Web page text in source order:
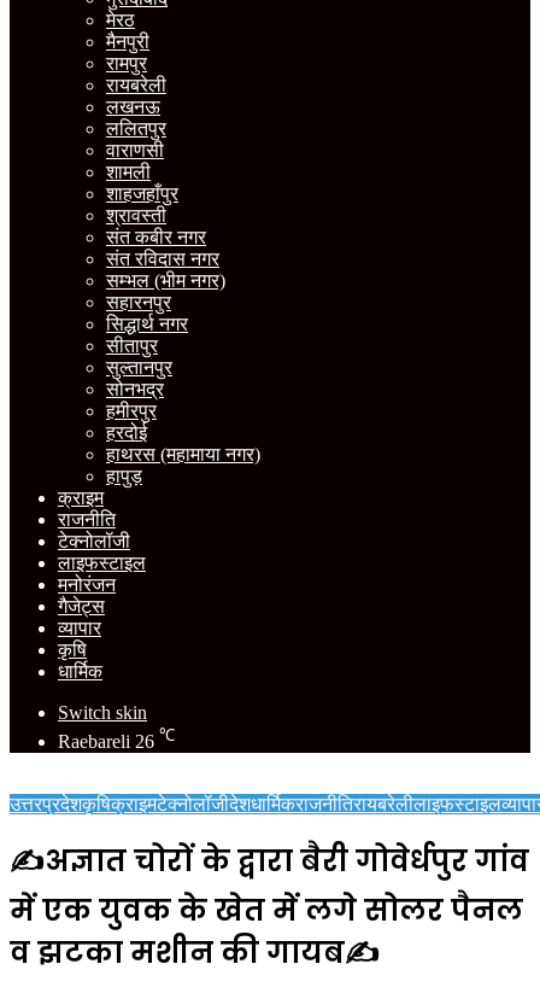
मेरठ
मैनपुरी
रामपुर
रायबरेली
लखनऊ
ललितपुर
वाराणसी
शामली
शाहजहाँपुर
श्रावस्ती
संत कबीर नगर
संत रविदास नगर
सम्भल (भीम नगर)
सहारनपुर
सिद्धार्थ नगर
सीतापुर
सुल्तानपुर
सोनभद्र
हमीरपुर
हरदोई
हाथरस (महामाया नगर)
हापुड़
क्राइम
राजनीति
टेक्नोलॉजी
लाइफस्टाइल
मनोरंजन
गैजेट्स
व्यापार
कृषि
धार्मिक
Switch skin
Raebareli 26 ℃
उत्तरप्रदेशकृषिक्राइमटेक्नोलॉजीदेशधार्मिकराजनीतिरायबरेलीलाइफस्टाइल
✍️अज्ञात चोरों के द्वारा बैरी गोवेर्धपुर गांव
में एक युवक के खेत में लगे सोलर पैनल
व झटका मशीन की गायब✍️